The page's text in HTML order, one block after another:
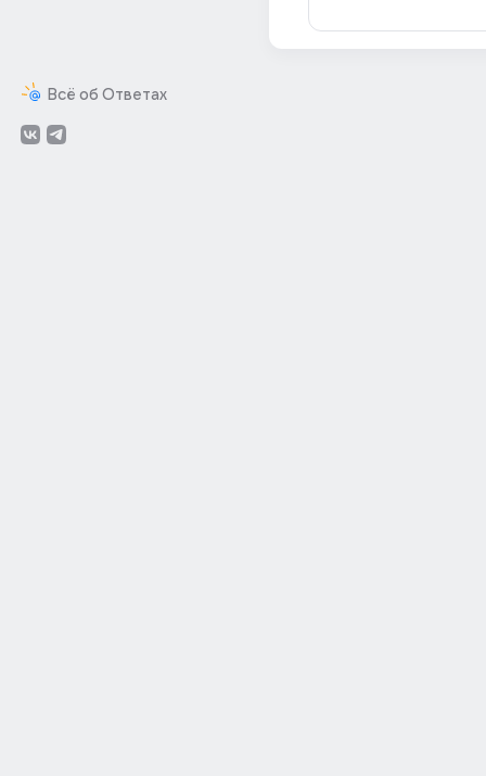
Всё об Ответах